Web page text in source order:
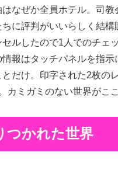
なぜか全員ホテル。司
に評判がいいらしく結
ルしたので1人でのチェ
情報はタッチパネルを指
だけ。印字された2枚の
カミガミのない世界がこ
つかれた世界